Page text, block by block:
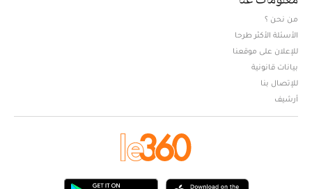
من نحن ؟
الأسئلة الأكثر طرحا
للإعلان على موقعنا
بيانات قانونية
للإتصال بنا
أرشيف